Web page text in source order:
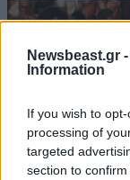
Newsbeast.gr -
Information
If you wish to
processing of
targeted
section to